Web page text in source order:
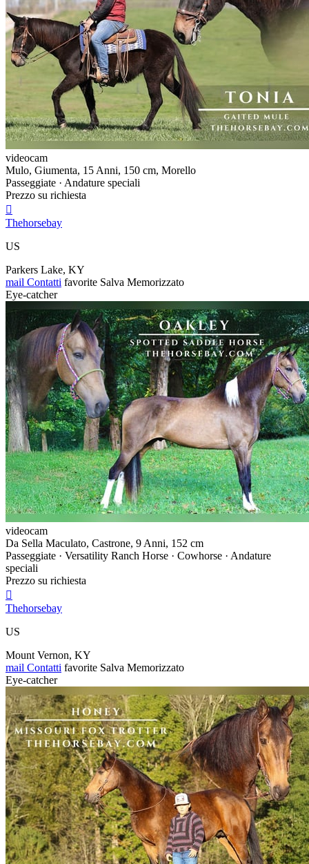
videocam
Mulo, Giumenta, 15 Anni, 150 cm, Morello
Passeggiate · Andature speciali
Prezzo su richiesta

Thehorsebay
US
Parkers Lake, KY
mail Contatti favorite Salva Memorizzato
Eye-catcher
videocam
Da Sella Maculato, Castrone, 9 Anni, 152 cm
Passeggiate · Versatility Ranch Horse · Cowhorse · Andature
speciali
Prezzo su richiesta

Thehorsebay
US
Mount Vernon, KY
mail Contatti favorite Salva Memorizzato
Eye-catcher